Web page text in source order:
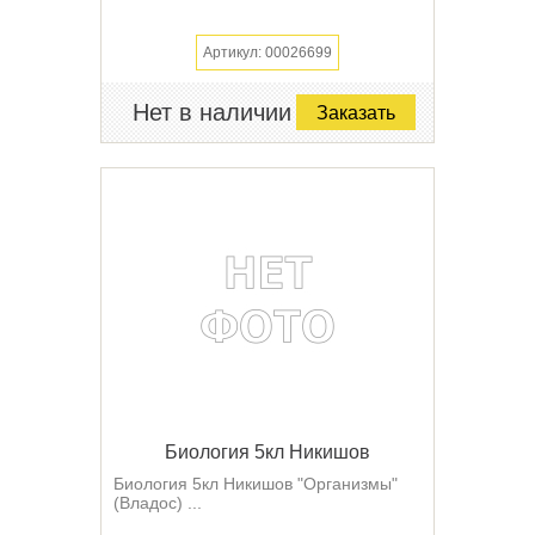
Артикул: 00026699
Нет в наличии Заказать
Биология 5кл Никишов
Биология 5кл Никишов "Организмы"
(Владос) ...